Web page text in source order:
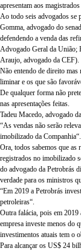
apresentam aos
Ao todo seis advogados se
Gomma, advogado do
defendendo a venda das
Advogado Geral da União;
Araujo, advogado da CEF).
Não entendo de direito mas
liminar e os que são
De qualquer forma não
nas apresentações feitas.
Tadeu Macedo, advogado
“As vendas não serão
imobilizado da Companhia“.
Ora, todos sabemos que as
registrados no imobilizado
do advogado da Petrobrás
verdade para os ministros
“Em 2019 a Petrobrás
petroleiras“.
Outra falácia, pois em 2019
empresa investe menos do
investimentos atuais tem o
Para alcançar os US$ 24